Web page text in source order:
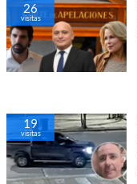
26
visitas
19
visitas